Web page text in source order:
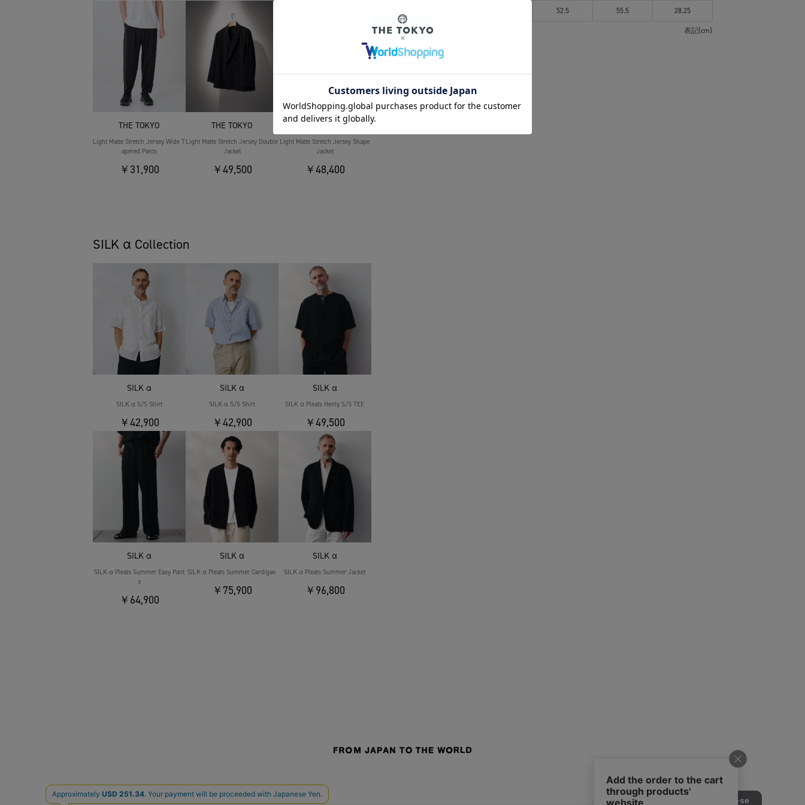
THE TOKYO
Light Matte Stretch Jersey Wide T
apered Pants
￥31,900
THE TOKYO
Light Matte Stretch Jersey Double
Jacket
￥49,500
THE TOKYO
Light Matte Stretch Jersey Shape
Jacket
￥48,400
SILK α Collection
SILK α
SILK α S/S Shirt
￥42,900
SILK α
SILK α S/S Shirt
￥42,900
SILK α
SILK α Pleats Henly S/S TEE
￥49,500
SILK α
SILK α Pleats Summer Easy Pant
s
￥64,900
SILK α
SILK α Pleats Summer Cardigan
￥75,900
SILK α
SILK α Pleats Summer Jacket
￥96,800
52.5 55.5 28.25
表記(cm)